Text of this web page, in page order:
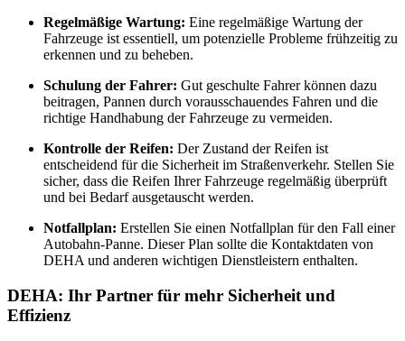
Regelmäßige Wartung: Eine regelmäßige Wartung der
Fahrzeuge ist essentiell, um potenzielle Probleme frühzeitig zu
erkennen und zu beheben.
Schulung der Fahrer: Gut geschulte Fahrer können dazu
beitragen, Pannen durch vorausschauendes Fahren und die
richtige Handhabung der Fahrzeuge zu vermeiden.
Kontrolle der Reifen: Der Zustand der Reifen ist
entscheidend für die Sicherheit im Straßenverkehr. Stellen Sie
sicher, dass die Reifen Ihrer Fahrzeuge regelmäßig überprüft
und bei Bedarf ausgetauscht werden.
Notfallplan: Erstellen Sie einen Notfallplan für den Fall einer
Autobahn-Panne. Dieser Plan sollte die Kontaktdaten von
DEHA und anderen wichtigen Dienstleistern enthalten.
DEHA: Ihr Partner für mehr Sicherheit und
Effizienz